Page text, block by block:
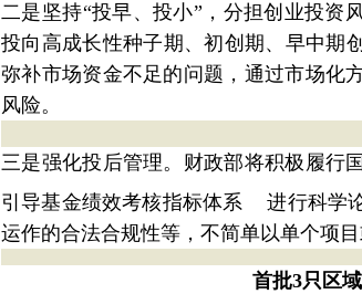
二是坚持“投早、投小”，分担创业投资
投向高成长性种子期、初创期、早中期
弥补市场资金不足的问题，通过市场化
风险。
三是强化投后管理。财政部将积极履行
引导基金绩效考核指标体系
进行科学
运作的合法合规性等，不简单以单个项
首批3只区